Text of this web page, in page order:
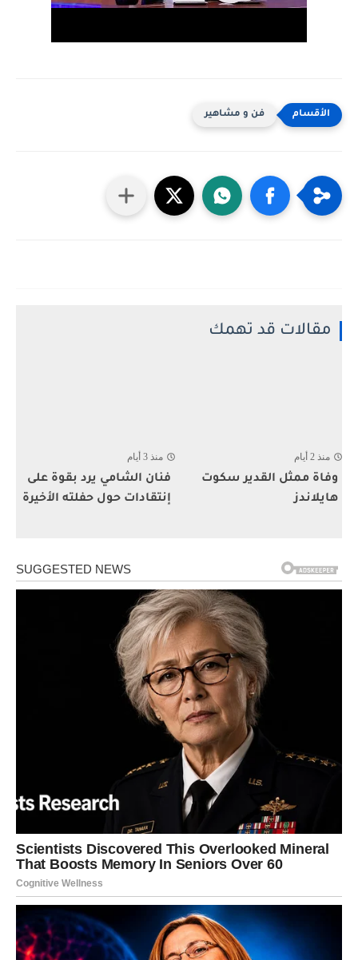
فن و مشاهير
مقالات قد تهمك
منذ 2 أيام
وفاة ممثل القدير سكوت
هايلاندز
منذ 3 أيام
فنان الشامي يرد بقوة على
إنتقادات حول حفلته الأخيرة